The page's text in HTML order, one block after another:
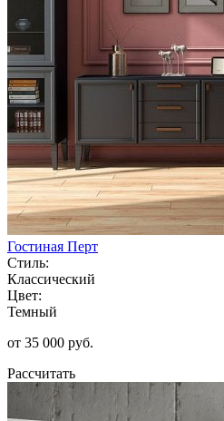
Гостиная Перт
Стиль:
Классический
Цвет:
Темный
от 35 000 руб.
Рассчитать